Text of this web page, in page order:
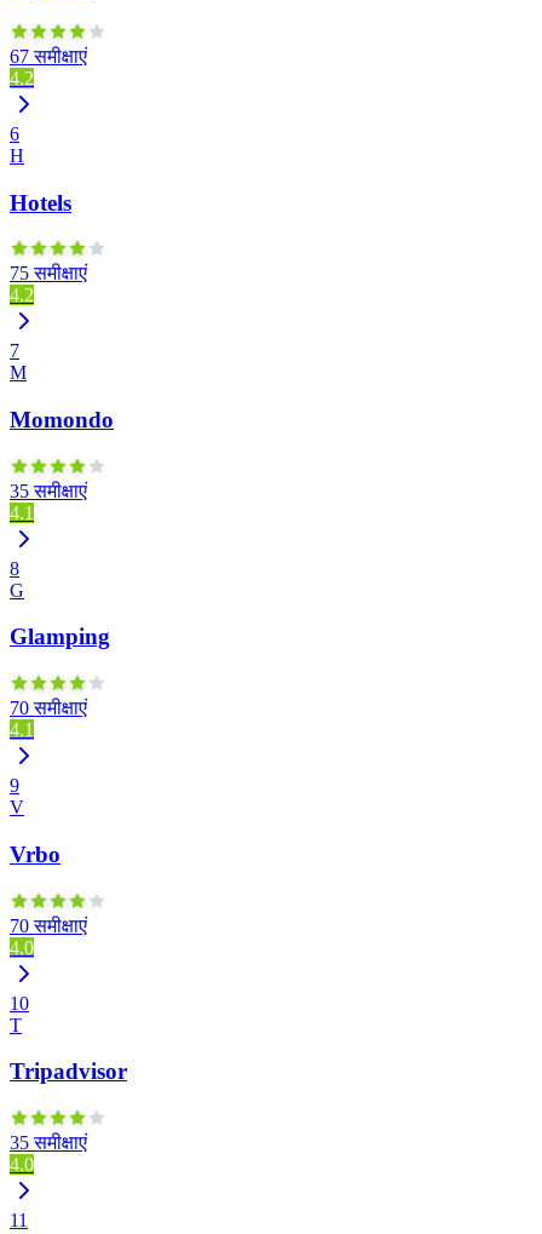
67 समीक्षाएं
4.2
6
H
Hotels
75 समीक्षाएं
4.2
7
M
Momondo
35 समीक्षाएं
4.1
8
G
Glamping
70 समीक्षाएं
4.1
9
V
Vrbo
70 समीक्षाएं
4.0
10
T
Tripadvisor
35 समीक्षाएं
4.0
11